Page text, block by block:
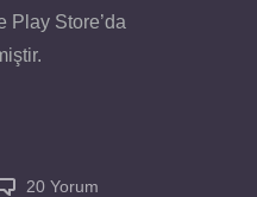
Play Store’da
20 Yorum